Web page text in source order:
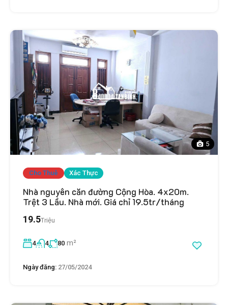
5
Cho Thuê Xác Thực
Nhà nguyên căn đường Cộng Hòa. 4x20m.
Trệt 3 Lầu. Nhà mới. Giá chỉ 19.5tr/tháng
19.5Triệu
4 4 80 m²
Ngày đăng: 27/05/2024